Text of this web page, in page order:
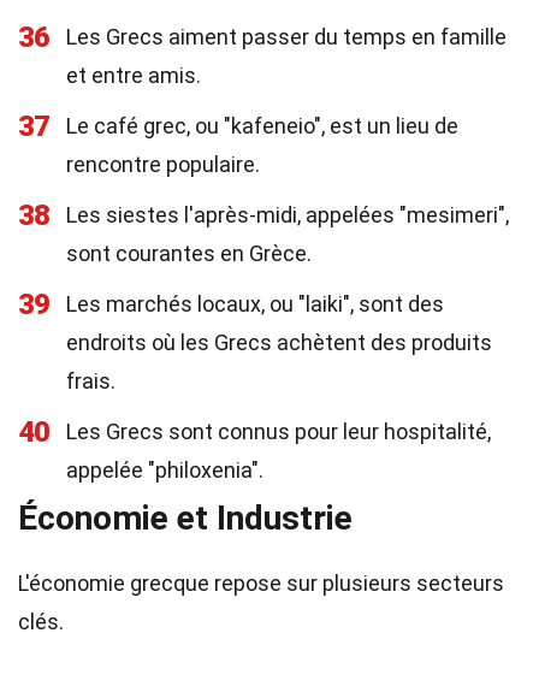
36
Les Grecs aiment passer du temps en famille
et entre amis.
37
Le café grec, ou "kafeneio", est un lieu de
rencontre populaire.
38
Les siestes l'après-midi, appelées "mesimeri",
sont courantes en Grèce.
39
Les marchés locaux, ou "laiki", sont des
endroits où les Grecs achètent des produits
frais.
40
Les Grecs sont connus pour leur hospitalité,
appelée "philoxenia".
Économie et Industrie
L'économie grecque repose sur plusieurs secteurs
clés.